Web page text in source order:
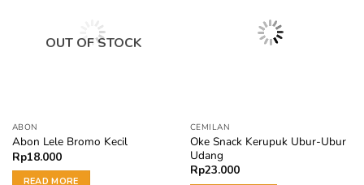
OUT OF STOCK
ABON
Abon Lele Bromo Kecil
Rp18.000
READ MORE
CEMILAN
Oke Snack Kerupuk Ubur-Ubur
Udang
Rp23.000